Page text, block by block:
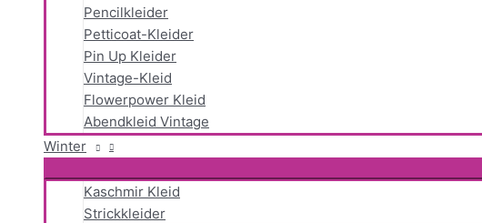
Pencilkleider
Petticoat-Kleider
Pin Up Kleider
Vintage-Kleid
Flowerpower Kleid
Abendkleid Vintage
Winter
Kaschmir Kleid
Strickkleider